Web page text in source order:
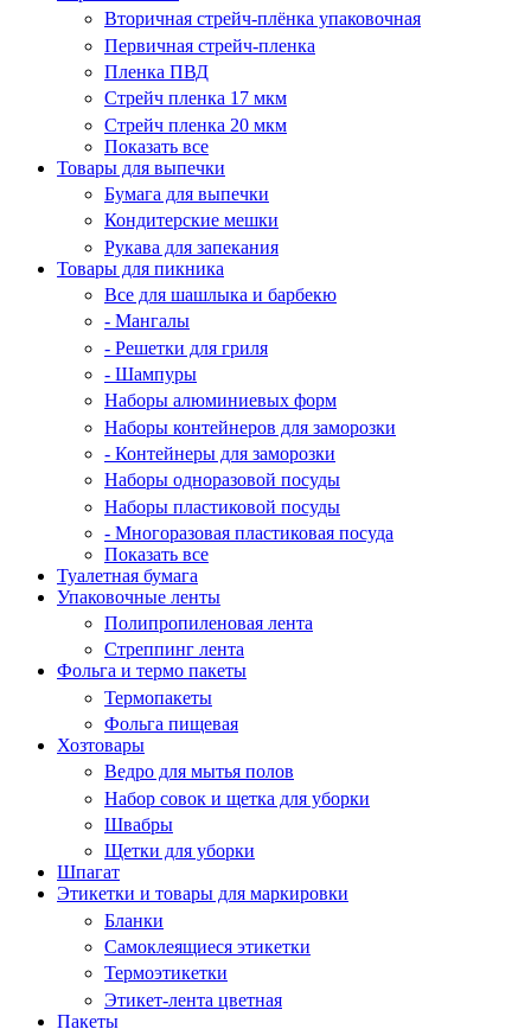
Вторичная стрейч-плёнка упаковочная
Первичная стрейч-пленка
Пленка ПВД
Стрейч пленка 17 мкм
Стрейч пленка 20 мкм
Показать все
Товары для выпечки
Бумага для выпечки
Кондитерские мешки
Рукава для запекания
Товары для пикника
Все для шашлыка и барбекю
- Мангалы
- Решетки для гриля
- Шампуры
Наборы алюминиевых форм
Наборы контейнеров для заморозки
- Контейнеры для заморозки
Наборы одноразовой посуды
Наборы пластиковой посуды
- Многоразовая пластиковая посуда
Показать все
Туалетная бумага
Упаковочные ленты
Полипропиленовая лента
Стреппинг лента
Фольга и термо пакеты
Термопакеты
Фольга пищевая
Хозтовары
Ведро для мытья полов
Набор совок и щетка для уборки
Швабры
Щетки для уборки
Шпагат
Этикетки и товары для маркировки
Бланки
Самоклеящиеся этикетки
Термоэтикетки
Этикет-лента цветная
Пакеты